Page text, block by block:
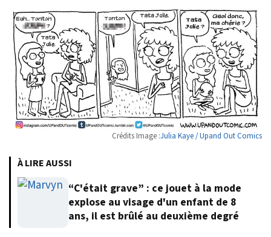
Crédits Image :Julia Kaye / Upand Out Comics
À LIRE AUSSI
“C'était grave” : ce jouet à la mode
explose au visage d'un enfant de 8
ans, il est brûlé au deuxième degré